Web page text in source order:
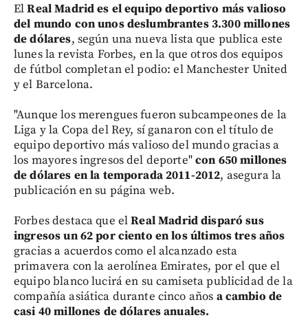
ElReal Madrid es el equipo deportivo más valioso
del mundo con unos deslumbrantes 3.300 millones
de dólares, según una nueva lista que publica este
lunes la revista Forbes, en la que otros dos equipos
de fútbol completan el podio: el Manchester United
y el Barcelona.
"Aunque los merengues fueron subcampeones de la
Liga y la Copa del Rey, sí ganaron con el título de
equipo deportivo más valioso del mundo gracias a
los mayores ingresos del deporte"con 650 millones
de dólares en la temporada 2011-2012, asegura la
publicación en su página web.
Forbes destaca que elReal Madrid disparó sus
ingresos un 62 por ciento en los últimos tres años
gracias a acuerdos como el alcanzado esta
primavera con la aerolínea Emirates, por el que el
equipo blanco lucirá en su camiseta publicidad de la
compañía asiática durante cinco años a cambio de
casi 40 millones de dólares anuales.